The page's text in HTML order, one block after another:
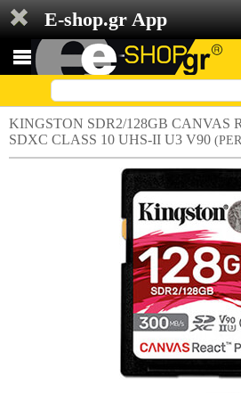
E-shop.gr App
KINGSTON SDR2/128GB CANVAS
SDXC CLASS 10 UHS-II U3 V90